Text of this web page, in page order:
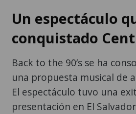
Un espectáculo
conquistado
Back to the 90’s se ha
una propuesta musical de
El espectáculo tuvo una
presentación en El